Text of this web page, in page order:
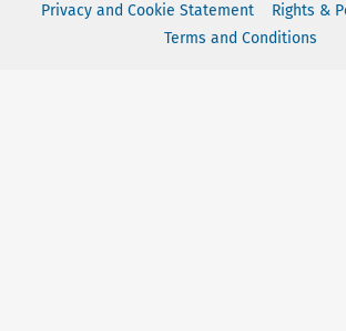
Privacy and Cookie Statement
Rights &
Terms and Conditions